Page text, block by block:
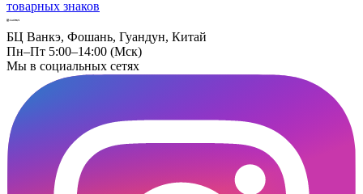
товарных знаков
БЦ Ванкэ, Фошань, Гуандун, Китай
Пн–Пт 5:00–14:00 (Мск)
Мы в социальных сетях